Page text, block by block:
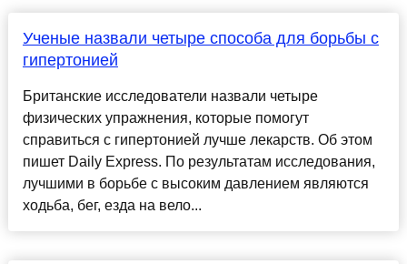
Ученые назвали четыре способа для борьбы с
гипертонией
Британские исследователи назвали четыре
физических упражнения, которые помогут
справиться с гипертонией лучше лекарств. Об этом
пишет Daily Express. По результатам исследования,
лучшими в борьбе с высоким давлением являются
ходьба, бег, езда на вело...